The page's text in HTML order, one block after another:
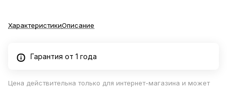
ХарактеристикиОписание
Гарантия от 1 года
Цена действительна только для интернет-магазина и может